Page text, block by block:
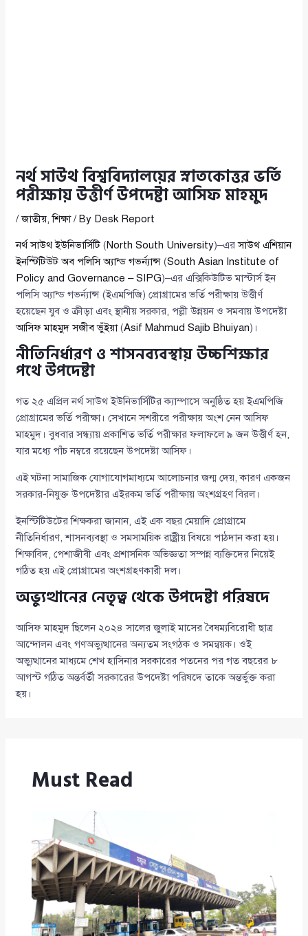
নর্থ সাউথ বিশ্ববিদ্যালয়ের স্নাতকোত্তর ভর্তি
পরীক্ষায় উত্তীর্ণ উপদেষ্টা আসিফ মাহমুদ
/জাতীয়,শিক্ষা/ By Desk Report
নর্থ সাউথ ইউনিভার্সিটি (North South University)–এরসাউথ এশিয়ান
ইনস্টিটিউট অব পলিসি অ্যান্ড গভর্ন্যান্স (South Asian Institute of
Policy and Governance – SIPG)–এর এক্সিকিউটিভ মাস্টার্স ইন
পলিসি অ্যান্ড গভর্ন্যান্স (ইএমপিজি) প্রোগ্রামের ভর্তি পরীক্ষায় উত্তীর্ণ
হয়েছেন যুব ও ক্রীড়া এবং স্থানীয় সরকার, পল্লী উন্নয়ন ও সমবায় উপদেষ্টা
আসিফ মাহমুদ সজীব ভুঁইয়া(Asif Mahmud Sajib Bhuiyan)।
নীতিনির্ধারণ ও শাসনব্যবস্থায় উচ্চশিক্ষার
পথে উপদেষ্টা
গত ২৫ এপ্রিল নর্থ সাউথ ইউনিভার্সিটির ক্যাম্পাসে অনুষ্ঠিত হয় ইএমপিজি
প্রোগ্রামের ভর্তি পরীক্ষা। সেখানে সশরীরে পরীক্ষায় অংশ নেন আসিফ
মাহমুদ। বুধবার সন্ধ্যায় প্রকাশিত ভর্তি পরীক্ষার ফলাফলে ৯ জন উত্তীর্ণ হন,
যার মধ্যে পাঁচ নম্বরে রয়েছেন উপদেষ্টা আসিফ।
এই ঘটনা সামাজিক যোগাযোগমাধ্যমে আলোচনার জন্ম দেয়, কারণ একজন
সরকার-নিযুক্ত উপদেষ্টার এইরকম ভর্তি পরীক্ষায় অংশগ্রহণ বিরল।
ইনস্টিটিউটের শিক্ষকরা জানান, এই এক বছর মেয়াদি প্রোগ্রামে
নীতিনির্ধারণ, শাসনব্যবস্থা ও সমসাময়িক রাষ্ট্রীয় বিষয়ে পাঠদান করা হয়।
শিক্ষাবিদ, পেশাজীবী এবং প্রশাসনিক অভিজ্ঞতা সম্পন্ন ব্যক্তিদের নিয়েই
গঠিত হয় এই প্রোগ্রামের অংশগ্রহণকারী দল।
অভ্যুত্থানের নেতৃত্ব থেকে উপদেষ্টা পরিষদে
আসিফ মাহমুদ ছিলেন ২০২৪ সালের জুলাই মাসের বৈষম্যবিরোধী ছাত্র
আন্দোলন এবং গণঅভ্যুত্থানের অন্যতম সংগঠক ও সমন্বয়ক। ওই
অভ্যুত্থানের মাধ্যমে শেখ হাসিনার সরকারের পতনের পর গত বছরের ৮
আগস্ট গঠিত অন্তর্বর্তী সরকারের উপদেষ্টা পরিষদে তাকে অন্তর্ভুক্ত করা
হয়।
Must Read